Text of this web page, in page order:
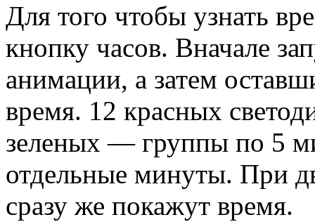
Для того чтобы узнать
кнопку часов. Вначале
анимации, а затем
время. 12 красных
зеленых — группы по 5
отдельные минуты. При
сразу же покажут время.